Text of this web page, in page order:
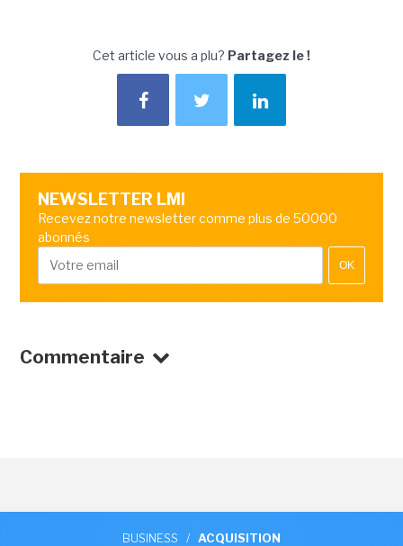
Cet article vous a plu? Partagez le !
NEWSLETTER LMI
Recevez notre newsletter comme plus de 50000
abonnés
OK
Commentaire
BUSINESS / ACQUISITION